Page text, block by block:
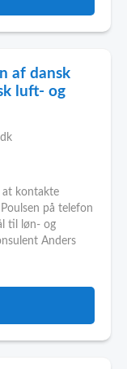
af dansk
luft- og
at kontakte
på telefon
til løn- og
Anders